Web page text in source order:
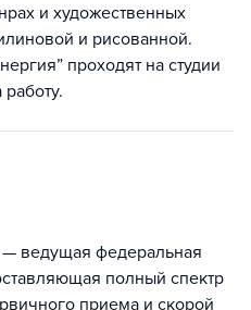
и художественных
и рисованной.
проходят на студии
ведущая федеральная
полный спектр
приема и скорой